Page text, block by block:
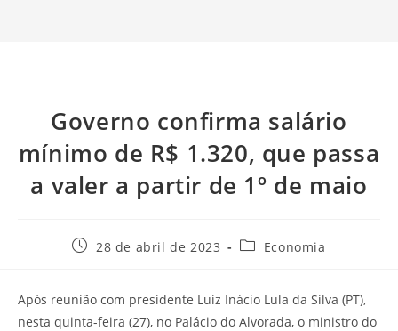
Governo confirma salário
mínimo de R$ 1.320, que passa
a valer a partir de 1º de maio
28 de abril de 2023 Economia
Após reunião com presidente Luiz Inácio Lula da Silva (PT),
nesta quinta-feira (27), no Palácio do Alvorada, o ministro do